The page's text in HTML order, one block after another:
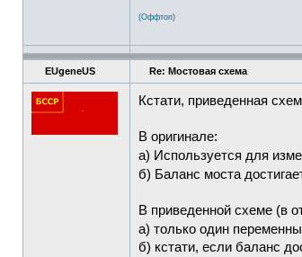
(Оффтоп)
EUgeneUS Re: Мостовая схема
Кстати, приведенная
В оригинале:
а) Используется для
б) Баланс моста
В приведенной схеме (в
а) только один
б) кстати, если баланс